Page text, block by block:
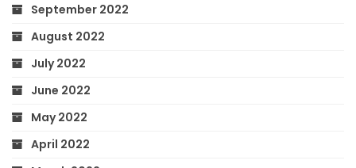
September 2022
August 2022
July 2022
June 2022
May 2022
April 2022